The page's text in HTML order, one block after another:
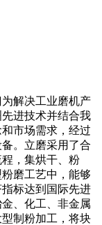
解决工业磨机产
进技术并结合我
市场需求，经过
。立磨采用了合
，集烘干、粉
磨工艺中，能够
标达到国际先进
、化工、非金属
制粉加工，将块